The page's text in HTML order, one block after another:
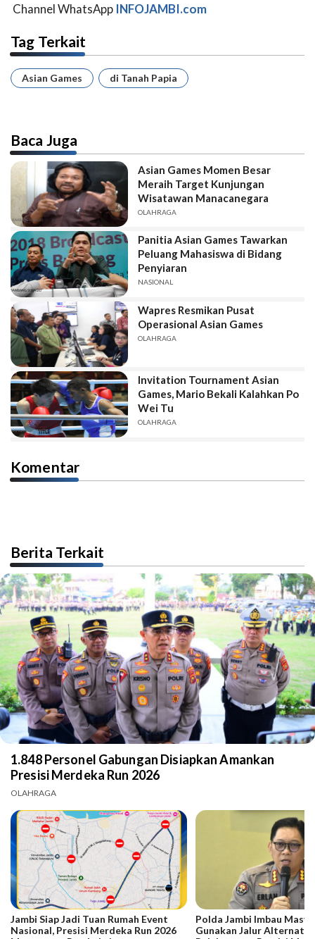
Channel WhatsApp INFOJAMBI.com
Tag Terkait
Asian Games di Tanah Papia
Baca Juga
Asian Games Momen Besar
Meraih Target Kunjungan
Wisatawan Manacanegara
OLAHRAGA
Panitia Asian Games Tawarkan
Peluang Mahasiswa di Bidang
Penyiaran
NASIONAL
Wapres Resmikan Pusat
Operasional Asian Games
OLAHRAGA
Invitation Tournament Asian
Games, Mario Bekali Kalahkan Po
Wei Tu
OLAHRAGA
Komentar
Berita Terkait
1.848 Personel Gabungan Disiapkan Amankan
Presisi Merdeka Run 2026
OLAHRAGA
Jambi Siap Jadi Tuan Rumah Event
Nasional, Presisi Merdeka Run 2026
Polda Jambi Imbau
Gunakan Jalur Alternatif